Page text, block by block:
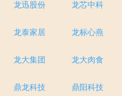
龙迅股份 龙芯中科
龙泰家居 龙标心燕
龙大集团 龙大肉食
鼎龙科技 鼎阳科技